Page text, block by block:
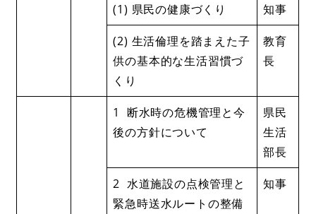
(1) 県民の健康づくり 知事
(2) 生活倫理を踏まえた子
供の基本的な生活習慣づ
くり
教育
長
1 断水時の危機管理と今
後の方針について
県民
生活
部長
2 水道施設の点検管理と
緊急時送水ルートの整備
知事